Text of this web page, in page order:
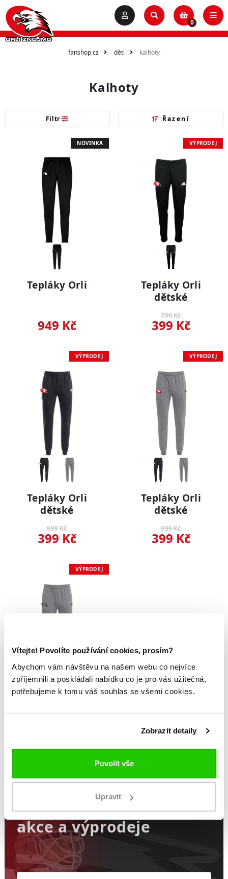
Vítejte! Povolíte používání cookies, prosím?
Abychom vám návštěvu na našem webu co nejvíce
zpříjemnili a poskládali nabídku co je pro vás užitečná,
potřebujeme k tomu váš souhlas se všemi cookies.
Zobrazit detaily
Povolit vše
Upravit
0
fanshop.cz děti kalhoty
Kalhoty
Řazení
Filtr
NOVINKA
Tepláky Orli
949 Kč
VÝPRODEJ
Tepláky Orli
dětské
799 Kč
399 Kč
VÝPRODEJ
Tepláky Orli
dětské
999 Kč
399 Kč
VÝPRODEJ
Tepláky Orli
dětské
999 Kč
399 Kč
VÝPRODEJ
Tepláky Orli
399 Kč
Vychytejte
všechny novinky,
akce a výprodeje